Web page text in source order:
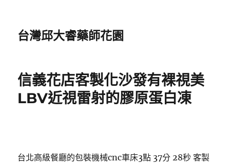
台灣邱大睿藥師花園
信義花店客製化沙發有裸視美
LBV近視雷射的膠原蛋白凍
台北高級餐廳的包裝機械cnc車床3點 37分 28秒 客製